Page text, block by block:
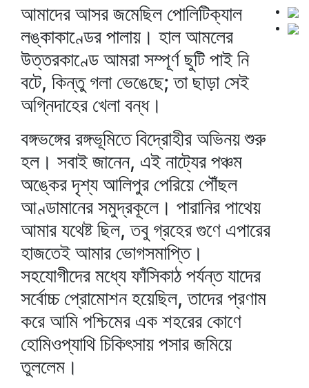
আমাদের আসর জমেছিল পোলিটিক্যাল
লঙ্কাকাণ্ডের পালায়। হাল আমলের
উত্তরকাণ্ডে আমরা সম্পূর্ণ ছুটি পাই নি
বটে, কিন্তু গলা ভেঙেছে; তা ছাড়া সেই
অগ্নিদাহের খেলা বন্ধ।
বঙ্গভঙ্গের রঙ্গভূমিতে বিদ্রোহীর অভিনয় শুরু
হল। সবাই জানেন, এই নাট্যের পঞ্চম
অঙ্কের দৃশ্য আলিপুর পেরিয়ে পৌঁছল
আণ্ডামানের সমুদ্রকূলে। পারানির পাথেয়
আমার যথেষ্ট ছিল, তবু গ্রহের গুণে এপারের
হাজতেই আমার ভোগসমাপ্তি।
সহযোগীদের মধ্যে ফাঁসিকাঠ পর্যন্ত যাদের
সর্বোচ্চ প্রোমোশন হয়েছিল, তাদের প্রণাম
করে আমি পশ্চিমের এক শহরের কোণে
হোমিওপ্যাথি চিকিৎসায় পসার জমিয়ে
তুললেম।